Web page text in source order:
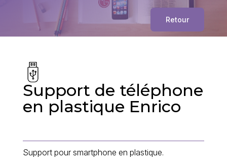
Retour
Support de téléphone
en plastique Enrico
Support pour smartphone en plastique.